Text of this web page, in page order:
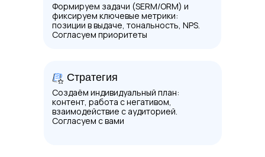
Формируем задачи (SERM/ORM) и
фиксируем ключевые метрики:
позиции в выдаче, тональность, NPS.
Согласуем приоритеты
Стратегия
Создаём индивидуальный план:
контент, работа с негативом,
взаимодействие с аудиторией.
Согласуем с вами